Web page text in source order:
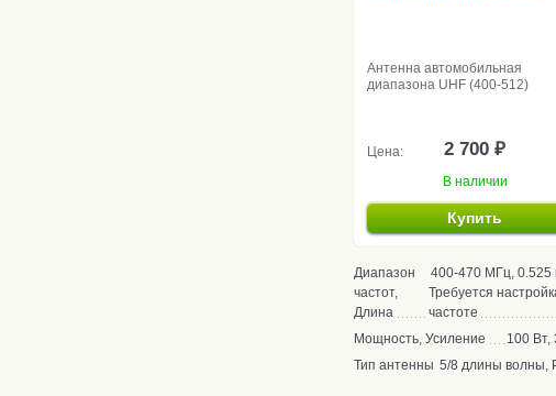
Антенна автомобильная
диапазона UHF (400-512)
Цена: 2 700 ₽
В наличии
Купить
Диапазон
частот,
Длина
400-470 МГц, 0.525
Требуется
частоте
Мощность, Усиление
100 Вт,
Тип антенны 5/8 длины волны,